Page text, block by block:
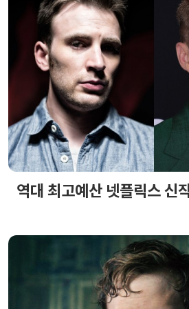
역대 최고예산 넷플릭스 신